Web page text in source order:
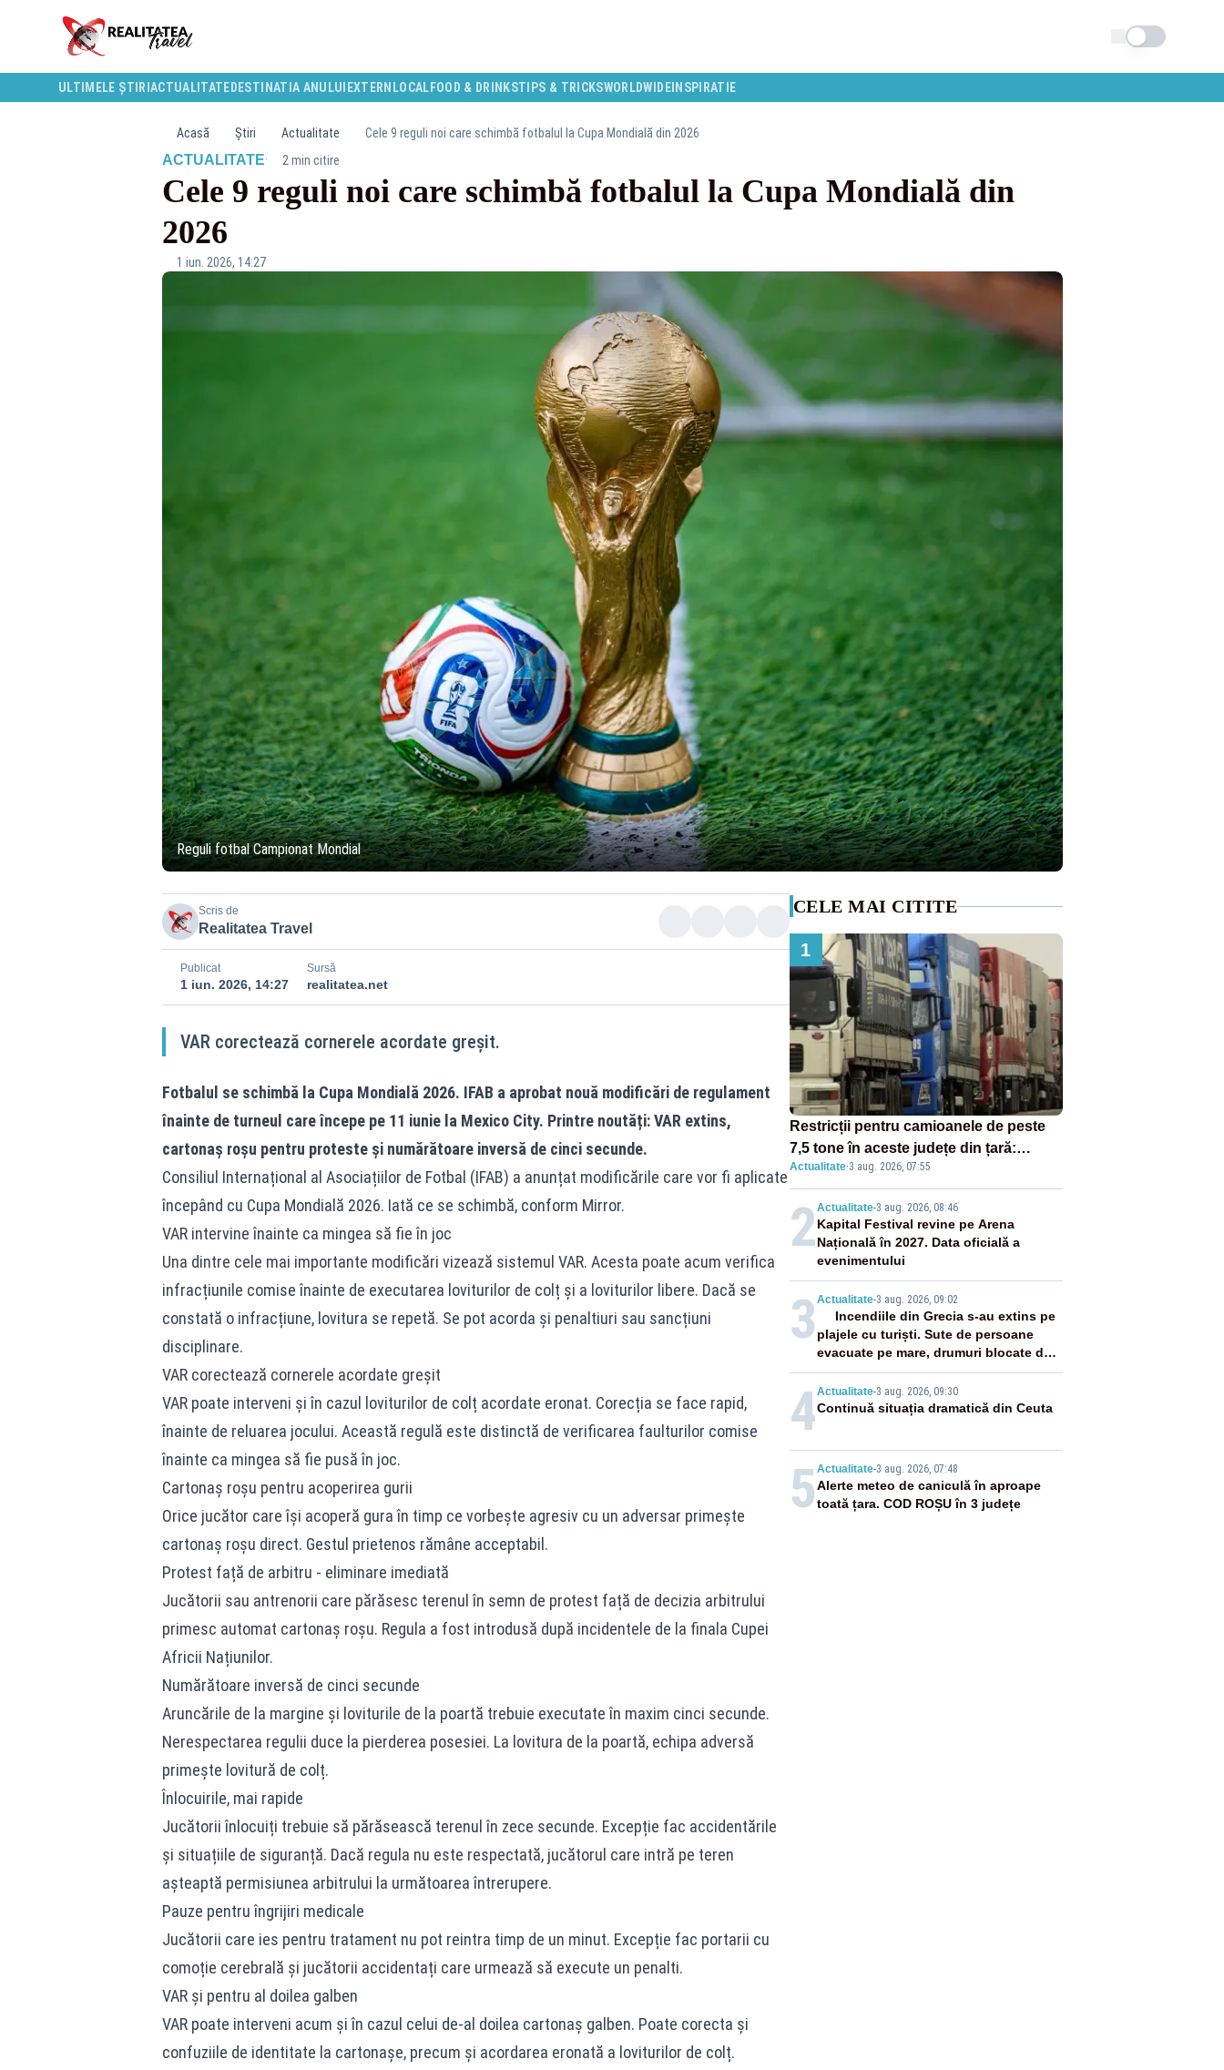
Schimba tema
ULTIMELE ȘTIRI ACTUALITATE DESTINATIA ANULUI EXTERN LOCAL FOOD & DRINKSTIPS & TRICKSWORLDWIDEINSPIRATIE
Acasă Știri Actualitate Cele 9 reguli noi care schimbă fotbalul la Cupa Mondială din 2026
ACTUALITATE· 2 min citire
Cele 9 reguli noi care schimbă fotbalul la Cupa Mondială din
2026
1 iun. 2026, 14:27
Reguli fotbal Campionat Mondial
Scris de
Realitatea Travel
Publicat
1 iun. 2026, 14:27
Sursă
realitatea.net
VAR corectează cornerele acordate greșit.
Fotbalul se schimbă la Cupa Mondială 2026. IFAB a aprobat nouă modificări de regulament
înainte de turneul care începe pe 11 iunie la Mexico City. Printre noutăți: VAR extins,
cartonaș roșu pentru proteste și numărătoare inversă de cinci secunde.
Consiliul Internațional al Asociațiilor de Fotbal (IFAB) a anunțat modificările care vor fi aplicate
începând cu Cupa Mondială 2026. Iată ce se schimbă, conform Mirror.
VAR intervine înainte ca mingea să fie în joc
Una dintre cele mai importante modificări vizează sistemul VAR. Acesta poate acum verifica
infracțiunile comise înainte de executarea loviturilor de colț și a loviturilor libere. Dacă se
constată o infracțiune, lovitura se repetă. Se pot acorda și penaltiuri sau sancțiuni
disciplinare.
VAR corectează cornerele acordate greșit
VAR poate interveni și în cazul loviturilor de colț acordate eronat. Corecția se face rapid,
înainte de reluarea jocului. Această regulă este distinctă de verificarea faulturilor comise
înainte ca mingea să fie pusă în joc.
Cartonaș roșu pentru acoperirea gurii
Orice jucător care își acoperă gura în timp ce vorbește agresiv cu un adversar primește
cartonaș roșu direct. Gestul prietenos rămâne acceptabil.
Protest față de arbitru - eliminare imediată
Jucătorii sau antrenorii care părăsesc terenul în semn de protest față de decizia arbitrului
primesc automat cartonaș roșu. Regula a fost introdusă după incidentele de la finala Cupei
Africii Națiunilor.
Numărătoare inversă de cinci secunde
Aruncările de la margine și loviturile de la poartă trebuie executate în maxim cinci secunde.
Nerespectarea regulii duce la pierderea posesiei. La lovitura de la poartă, echipa adversă
primește lovitură de colț.
Înlocuirile, mai rapide
Jucătorii înlocuiți trebuie să părăsească terenul în zece secunde. Excepție fac accidentările
și situațiile de siguranță. Dacă regula nu este respectată, jucătorul care intră pe teren
așteaptă permisiunea arbitrului la următoarea întrerupere.
Pauze pentru îngrijiri medicale
Jucătorii care ies pentru tratament nu pot reintra timp de un minut. Excepție fac portarii cu
comoție cerebrală și jucătorii accidentați care urmează să execute un penalti.
VAR și pentru al doilea galben
VAR poate interveni acum și în cazul celui de-al doilea cartonaș galben. Poate corecta și
confuziile de identitate la cartonașe, precum și acordarea eronată a loviturilor de colț.
CELE MAI CITITE
1
Restricții pentru camioanele de peste
7,5 tone în aceste județe din țară:
circulația este interzisă luni, între orele
12:00 și 20:00
Actualitate·3 aug. 2026, 07:55
2Actualitate-3 aug. 2026, 08:46
Kapital Festival revine pe Arena
Națională în 2027. Data oficială a
evenimentului
3 Actualitate-3 aug. 2026, 09:02
Incendiile din Grecia s-au extins pe
plajele cu turiști. Sute de persoane
evacuate pe mare, drumuri blocate de
flăcări
4Actualitate-3 aug. 2026, 09:30
Continuă situația dramatică din Ceuta
5 Actualitate-3 aug. 2026, 07:48
Alerte meteo de caniculă în aproape
toată țara. COD ROȘU în 3 județe